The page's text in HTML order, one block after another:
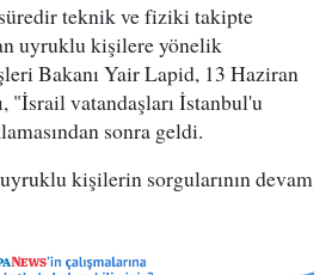
teknik ve fiziki takipte
uyruklu kişilere yönelik
Bakanı Yair Lapid, 13 Haziran
"İsrail vatandaşları İstanbul'u
sonra geldi.
kişilerin sorgularının devam